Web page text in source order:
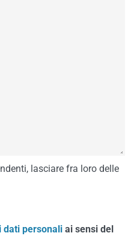
lasciare fra loro delle
dati personali ai sensi del